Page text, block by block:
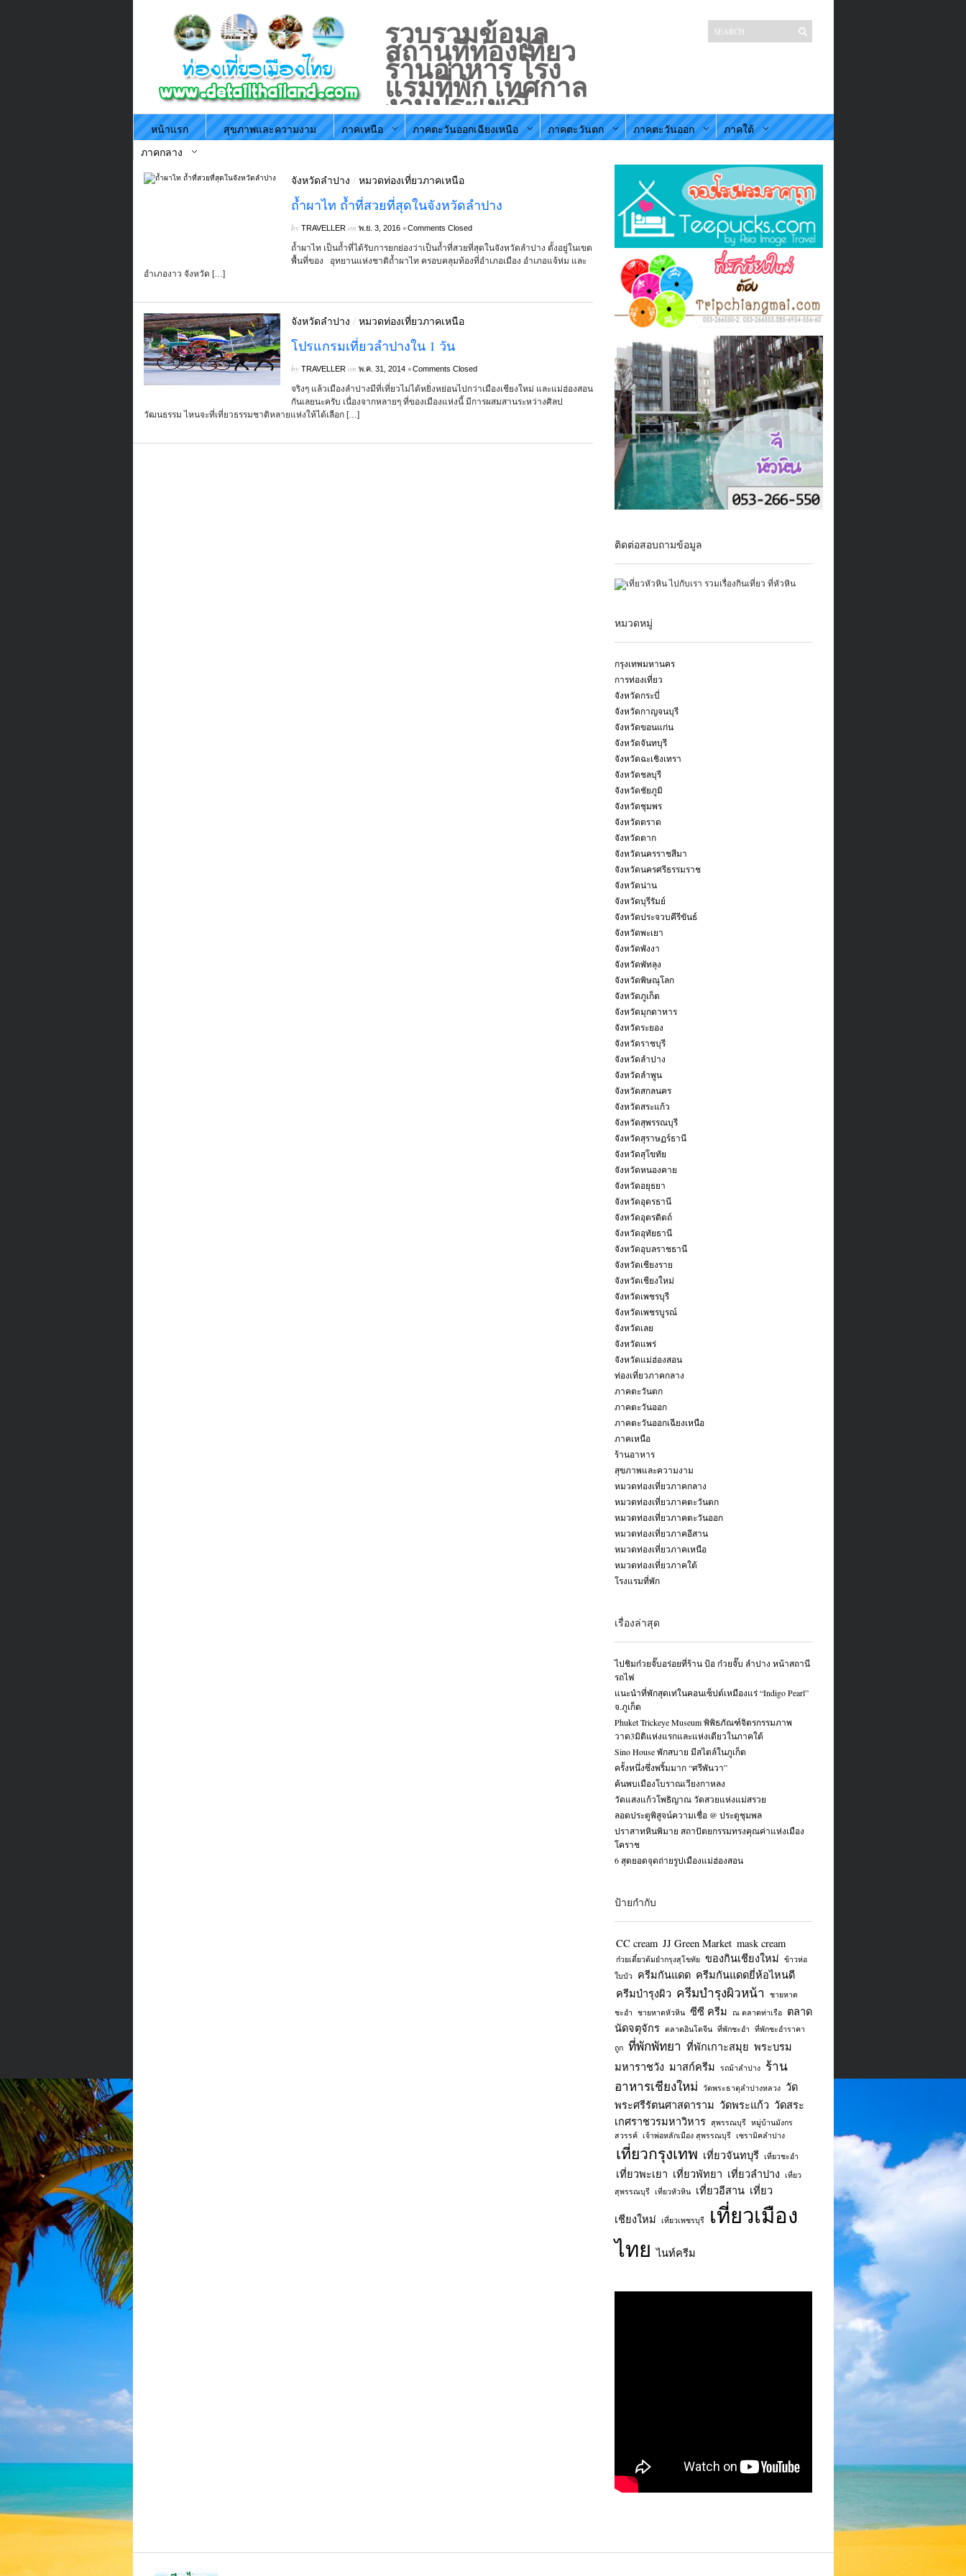
รวบรวมข้อมูล
สถานที่ท่องเที่ยว
ร้านอาหาร โรง
แรมที่่พัก เทศกาล
งานประเพณี
ประจำท้องถิ่น
ตามภูมิภาคใน
หน้าแรก สุขภาพและความงาม ภาคเหนือ ภาคตะวันออกเฉียงเหนือ ภาคตะวันตก ภาคตะวันออก
ภาคใต้
ภาคกลาง
จังหวัดลำปาง / หมวดท่องเที่ยวภาคเหนือ
ถ้ำผาไท ถ้ำที่สวยที่สุดในจังหวัดลำปาง
by TRAVELLERon พ.ย. 3, 2016 •Comments Closed
ถ้ำผาไท เป็นถ้ำที่ได้รับการยกย่องว่าเป็นถ้ำที่สวยที่สุดในจังหวัดลำปาง ตั้งอยู่ในเขต
พื้นที่ของ อุทยานแห่งชาติถ้ำผาไท ครอบคลุมท้องที่อำเภอเมือง อำเภอแจ้ห่ม และ
อำเภองาว จังหวัด […]
จังหวัดลำปาง / หมวดท่องเที่ยวภาคเหนือ
โปรแกรมเที่ยวลำปางใน 1 วัน
by TRAVELLERon พ.ค. 31, 2014 •Comments Closed
จริงๆ แล้วเมืองลำปางมีที่เที่ยวไม่ได้หยิ่งหย่อนไปกว่าเมืองเชียงใหม่ และแม่ฮ่องสอน
กันเลยนะครับ เนื่องจากหลายๆ ที่ของเมืองแห่งนี้ มีการผสมสานระหว่างศิลป
วัฒนธรรม ไหนจะที่เที่ยวธรรมชาติหลายแห่งให้ได้เลือก […]
ติดต่อสอบถามข้อมูล
หมวดหมู่
กรุงเทพมหานคร
การท่องเที่ยว
จังหวัดกระบี่
จังหวัดกาญจนบุรี
จังหวัดขอนแก่น
จังหวัดจันทบุรี
จังหวัดฉะเชิงเทรา
จังหวัดชลบุรี
จังหวัดชัยภูมิ
จังหวัดชุมพร
จังหวัดตราด
จังหวัดตาก
จังหวัดนครราชสีมา
จังหวัดนครศรีธรรมราช
จังหวัดน่าน
จังหวัดบุรีรัมย์
จังหวัดประจวบคีรีขันธ์
จังหวัดพะเยา
จังหวัดพังงา
จังหวัดพัทลุง
จังหวัดพิษณุโลก
จังหวัดภูเก็ต
จังหวัดมุกดาหาร
จังหวัดระยอง
จังหวัดราชบุรี
จังหวัดลำปาง
จังหวัดลำพูน
จังหวัดสกลนคร
จังหวัดสระแก้ว
จังหวัดสุพรรณบุรี
จังหวัดสุราษฏร์ธานี
จังหวัดสุโขทัย
จังหวัดหนองคาย
จังหวัดอยุธยา
จังหวัดอุดรธานี
จังหวัดอุตรดิตถ์
จังหวัดอุทัยธานี
จังหวัดอุบลราชธานี
จังหวัดเชียงราย
จังหวัดเชียงใหม่
จังหวัดเพชรบุรี
จังหวัดเพชรบูรณ์
จังหวัดเลย
จังหวัดแพร่
จังหวัดแม่ฮ่องสอน
ท่องเที่ยวภาคกลาง
ภาคตะวันตก
ภาคตะวันออก
ภาคตะวันออกเฉียงเหนือ
ภาคเหนือ
ร้านอาหาร
สุขภาพและความงาม
หมวดท่องเที่ยวภาคกลาง
หมวดท่องเที่ยวภาคตะวันตก
หมวดท่องเที่ยวภาคตะวันออก
หมวดท่องเที่ยวภาคอีสาน
หมวดท่องเที่ยวภาคเหนือ
หมวดท่องเที่ยวภาคใต้
โรงแรมที่พัก
เรื่องล่าสุด
ไปชิมก๋วยจั๊บอร่อยที่ร้าน ป้อ ก๋วยจั๊บ ลำปาง หน้าสถานี
รถไฟ
แนะนำที่พักสุดเท่ในคอนเซ็ปต์เหมืองแร่ “Indigo Pearl”
จ.ภูเก็ต
Phuket Trickeye Museum พิพิธภัณฑ์จิตรกรรมภาพ
วาด3มิติแห่งแรกและแห่งเดียวในภาคใต้
Sino House พักสบาย มีสไตล์ในภูเก็ต
ครั้งหนึ่งซึ่งพริ้มมาก “ศรีพันวา”
ค้นพบเมืองโบราณเวียงกาหลง
วัดแสงแก้วโพธิญาณ วัดสวยแห่งแม่สรวย
ลอดประตูพิสูจน์ความเชื่อ @ ประตูชุมพล
ปราสาทหินพิมาย สถาปัตยกรรมทรงคุณค่าแห่งเมือง
โคราช
6 สุดยอดจุดถ่ายรูปเมืองแม่ฮ่องสอน
ป้ายกำกับ
CC cream JJ Green Market mask cream
ก๋วยเตี๋ยวต้มยำกรุงสุโขทัย ของกินเชียงใหม่ ข้าวห่อ
ใบบัว
ครีมกันแดด ครีมกันแดดยี่ห้อไหนดี
ครีมบำรุงผิว ครีมบำรุงผิวหน้า
ชายหาด
ชะอำ ชายหาดหัวหิน ซีซี ครีม ณ ตลาดท่าเรือ
ตลาด
นัดจตุจักร ตลาดอินโดจีน ที่พักชะอำ ที่พักชะอำราคา
ถูก ที่พักพัทยา ที่พักเกาะสมุย พระบรม
มหาราชวัง มาสก์ครีม รถม้าลำปาง
ร้าน
อาหารเชียงใหม่ วัดพระธาตุลำปางหลวง วัด
พระศรีรัตนศาสดาราม วัดพระแก้ว วัดสระ
เกศราชวรมหาวิหาร สุพรรณบุรี หมู่บ้านมังกร
สวรรค์ เจ้าพ่อหลักเมือง สุพรรณบุรี เซรามิคลำปาง
เที่ยวกรุงเทพ เที่ยวจันทบุรี เที่ยวชะอำ
เที่ยวพะเยา เที่ยวพัทยา เที่ยวลำปาง เที่ยว
สุพรรณบุรี เที่ยวหัวหิน เที่ยวอีสาน เที่ยว
เชียงใหม่ เที่ยวเพชรบุรี
เที่ยวเมือง
ไทย ไนท์ครีม